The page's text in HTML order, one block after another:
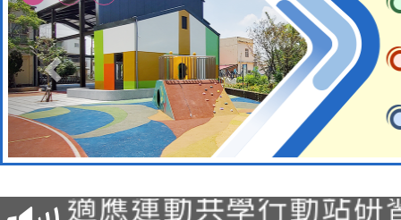
本校115學年度第2次
招甄選結果公告(無人
適應運動共學行動站研